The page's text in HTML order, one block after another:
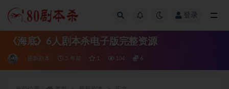
登录
《海底》6人剧本杀电子版完整资源
最新剧本 3 年前 1 104 6